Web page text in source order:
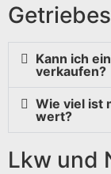
Kann ich
verkaufen?
Wie viel ist
wert?
Lkw und